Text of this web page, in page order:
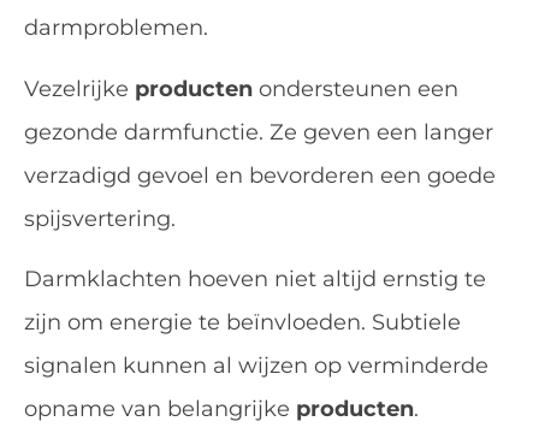
darmproblemen.
Vezelrijke producten ondersteunen een
gezonde darmfunctie. Ze geven een langer
verzadigd gevoel en bevorderen een goede
spijsvertering.
Darmklachten hoeven niet altijd ernstig te
zijn om energie te beïnvloeden. Subtiele
signalen kunnen al wijzen op verminderde
opname van belangrijke producten.